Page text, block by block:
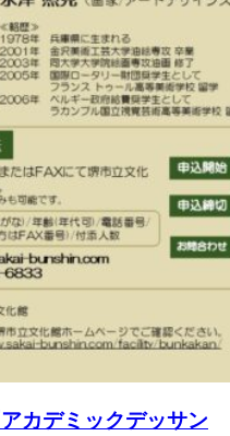
カデミックデッサン